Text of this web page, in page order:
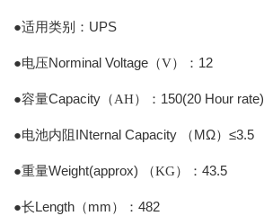
●适用类别：UPS
●电压Norminal Voltage （V）： 12
●容量Capacity （AH） ： 150(20 Hour rate)
●电池内阻 INternal Capacity （MΩ） ≤3.5
●重量Weight(approx) （KG） ： 43.5
●长Length（mm）： 482